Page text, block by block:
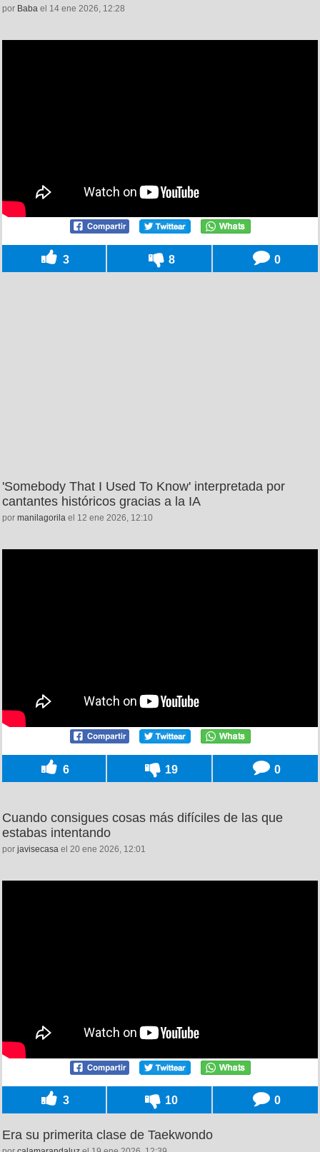
por Baba el 14 ene 2026, 12:28
3 8 0
'Somebody That I Used To Know' interpretada por
cantantes históricos gracias a la IA
por manilagorila el 12 ene 2026, 12:10
6 19 0
Cuando consigues cosas más difíciles de las que
estabas intentando
por javisecasa el 20 ene 2026, 12:01
3 10 0
Era su primerita clase de Taekwondo